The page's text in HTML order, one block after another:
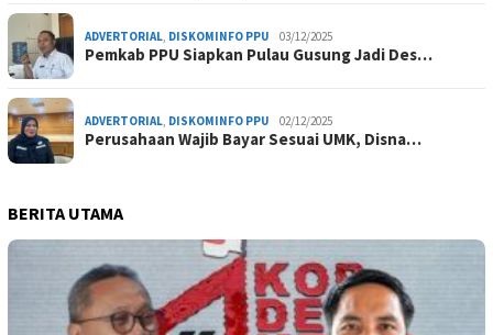
ADVERTORIAL, DISKOMINFO PPU 03/12/2025
Pemkab PPU Siapkan Pulau Gusung Jadi Des…
ADVERTORIAL, DISKOMINFO PPU 02/12/2025
Perusahaan Wajib Bayar Sesuai UMK, Disna…
BERITA UTAMA